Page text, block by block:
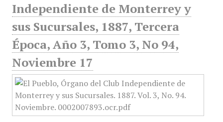
Independiente de Monterrey y
sus Sucursales, 1887, Tercera
Época, Año 3, Tomo 3, No 94,
Noviembre 17